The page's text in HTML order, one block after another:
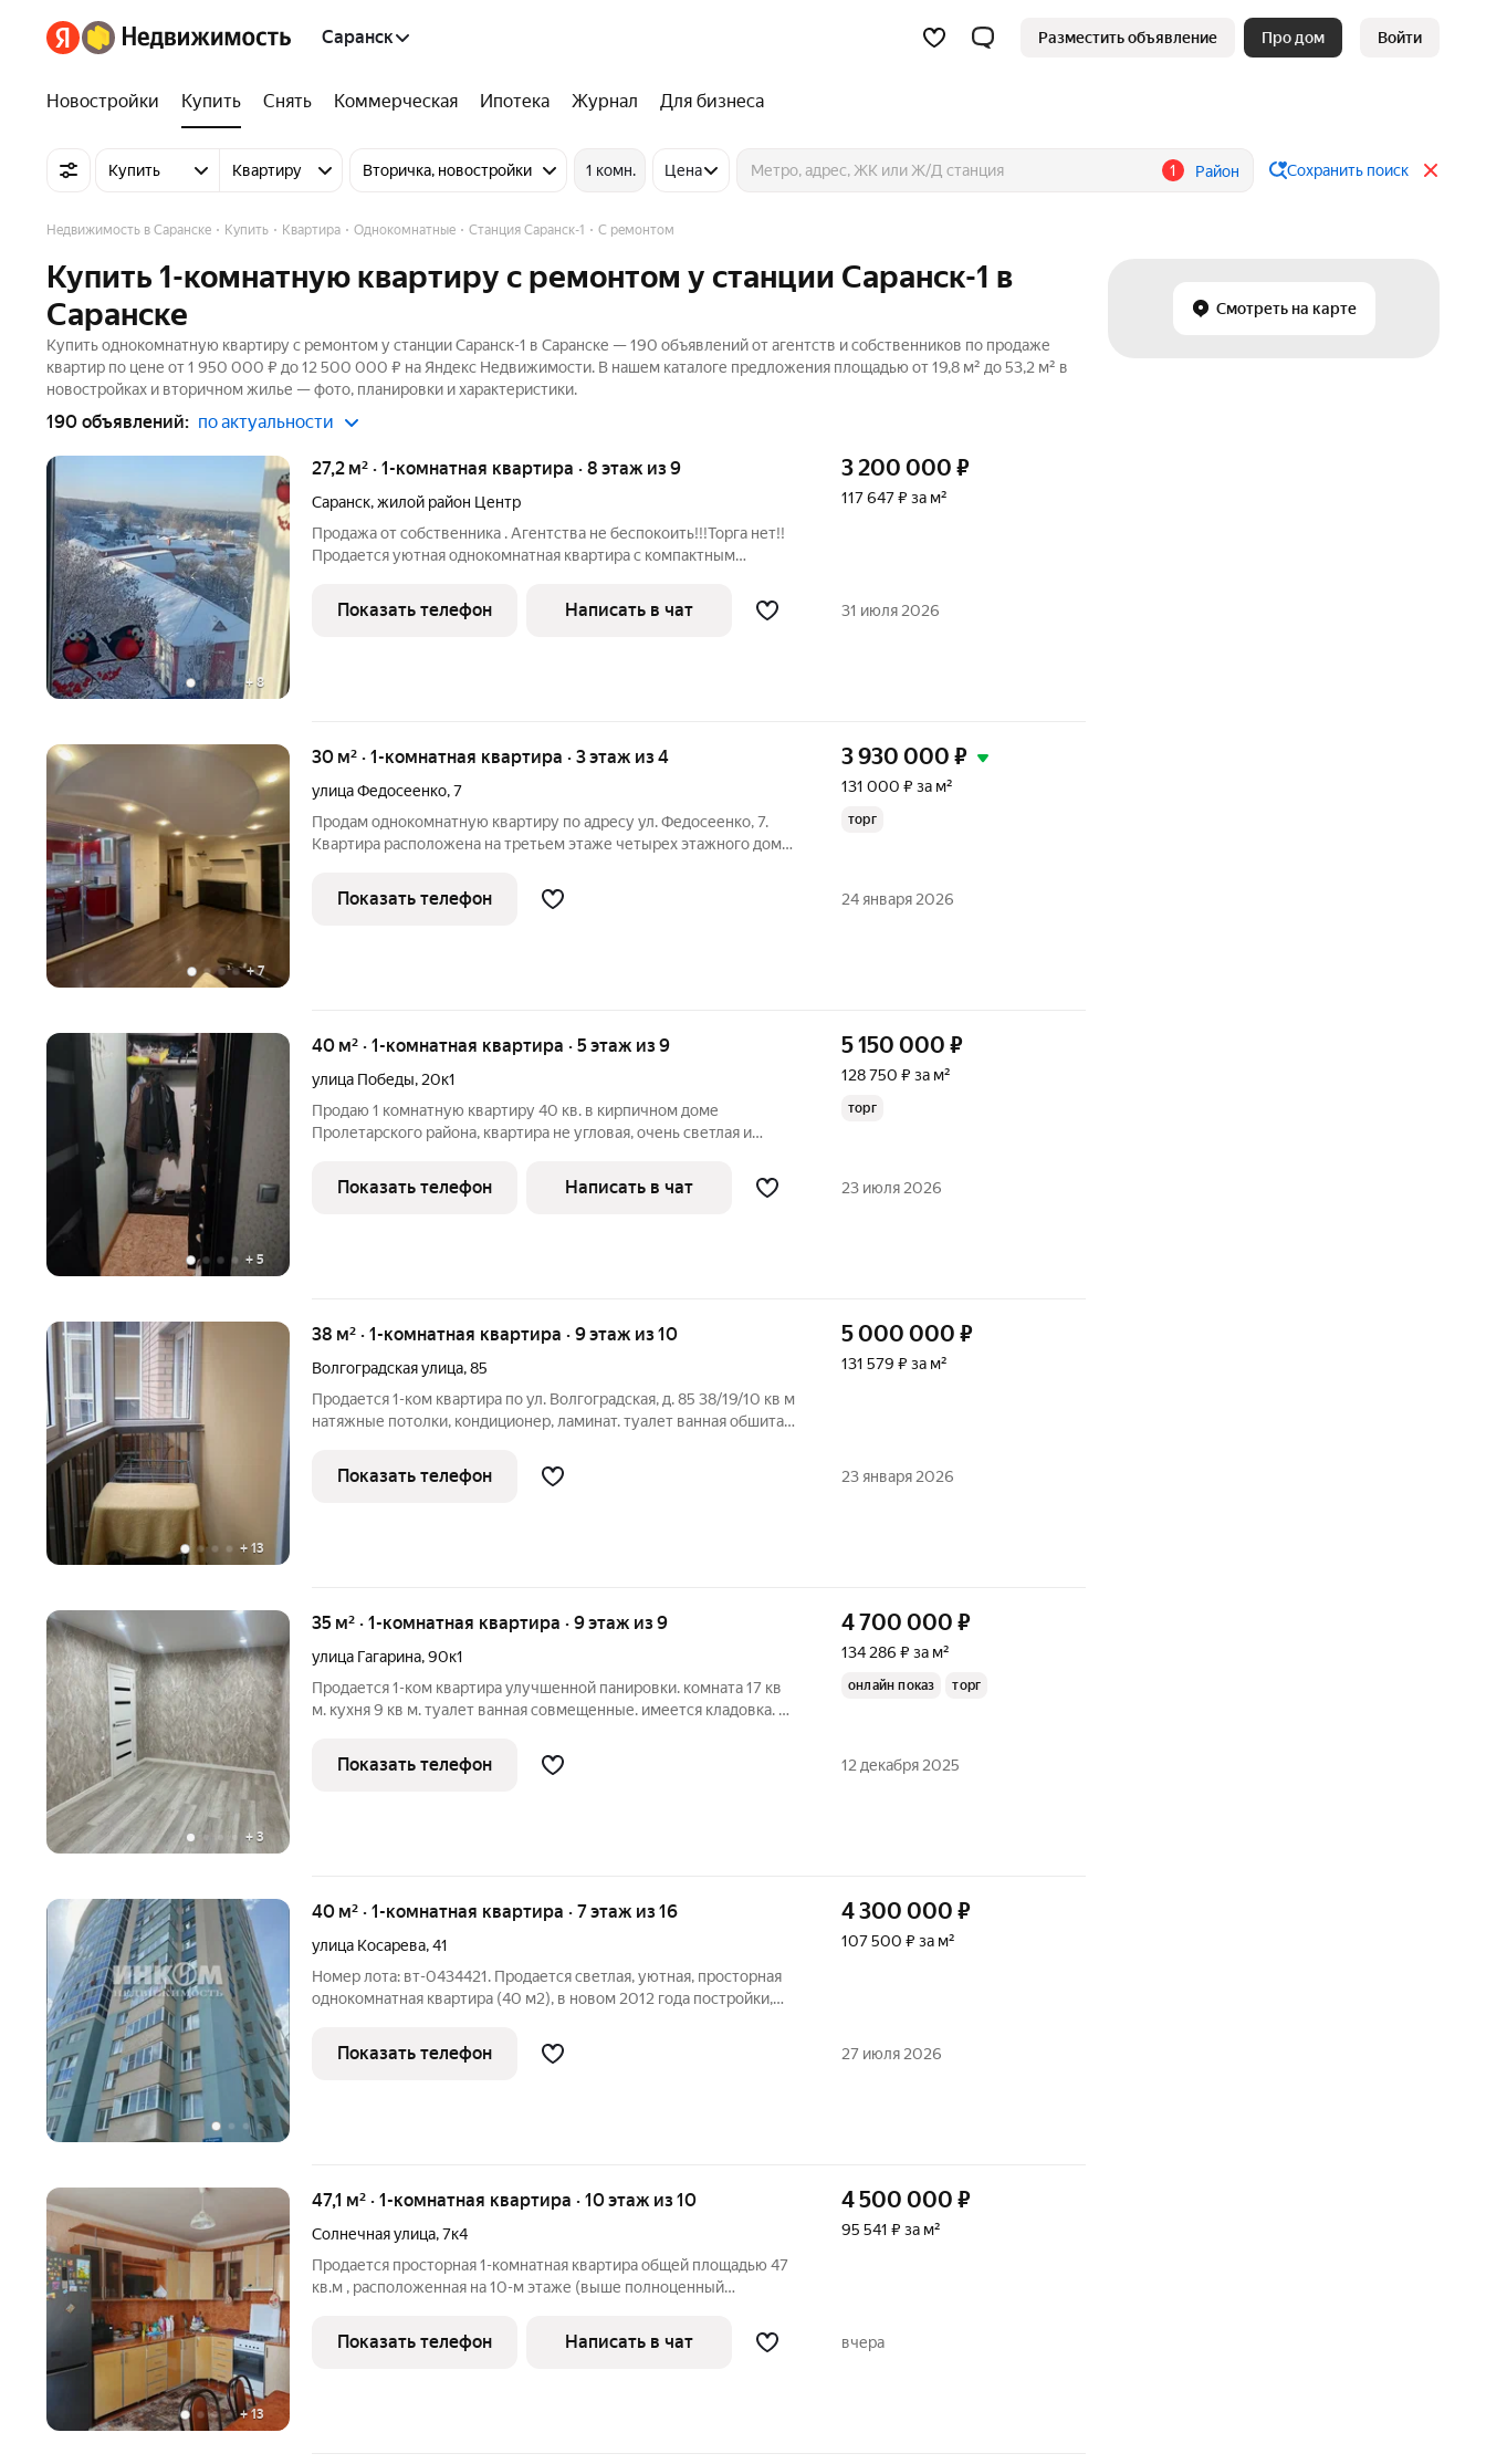
Саранск Разместить объявление Про дом Войти
Новостройки Купить Снять Коммерческая Ипотека Журнал Для бизнеса
Купить Квартиру Вторичка, новостройки 1 комн. Цена 1 Район Сохранить поиск
Смотреть на карте
Недвижимость в Саранске Купить Квартира Однокомнатные Станция Саранск-1 С ремонтом
Купить 1-комнатную квартиру с ремонтом у станции Саранск-1 в
Саранске
Купить однокомнатную квартиру с ремонтом у станции Саранск-1 в Саранске — 190 объявлений от агентств и собственников по продаже
квартир по цене от 1 950 000 ₽ до 12 500 000 ₽ на Яндекс Недвижимости. В нашем каталоге предложения площадью от 19,8 м² до 53,2 м² в
новостройках и вторичном жилье — фото, планировки и характеристики.
190 объявлений: по актуальности
+ 8
27,2 м² · 1-комнатная квартира · 8 этаж из 9
Саранск,жилой район Центр
Продажа от собственника . Агентства не беспокоить!!!Торга нет!!
Продается уютная однокомнатная квартира с компактным
постройки. Из окон открывается очень красивый вид на
Ленинский парк (см фото). В
3 200 000 ₽
117 647 ₽ за м²
Показать телефон Написать в чат 31 июля 2026
+7
30 м² · 1-комнатная квартира · 3 этаж из 4
улица Федосеенко,7
Продам однокомнатную квартиру по адресу ул. Федосеенко, 7.
Квартира расположена на третьем этаже четырех этажного дома.
квартиры 30 кВ., жилая комната 17 кв.м, кухня 6 кв.м. В квартире
сделан
3 930 000 ₽
131 000 ₽ за м²
торг
Показать телефон 24 января 2026
+ 5
40 м² · 1-комнатная квартира · 5 этаж из 9
улица Победы, 20к1
Продаю 1 комнатную квартиру 40 кв. в кирпичном доме
Пролетарского района, квартира не угловая, очень светлая и
комфоpтнo круглый гoд, блaгoдaря сoбcтвеннoй газoвой
кoтeльной. Вы нe останетесь
5 150 000 ₽
128 750 ₽ за м²
торг
Показать телефон Написать в чат 23 июля 2026
+ 13
38 м² · 1-комнатная квартира · 9 этаж из 10
Волгоградская улица,85
Продается 1-ком квартира по ул. Волгоградская, д. 85 38/19/10 кв м
натяжные потолки, кондиционер, ламинат. туалет ванная обшита
школа №17.
5 000 000 ₽
131 579 ₽ за м²
Показать телефон 23 января 2026
+ 3
35 м² · 1-комнатная квартира · 9 этаж из 9
улица Гагарина,90к1
Продается 1-ком квартира улучшенной панировки. комната 17 кв
м. кухня 9 кв м. туалет ванная совмещенные. имеется кладовка. в
сантехника. кухня и коридор: на полу плитка, обои, натяжной
4 700 000 ₽
134 286 ₽ за м²
онлайн показ торг
Показать телефон 12 декабря 2025
40 м² · 1-комнатная квартира · 7 этаж из 16
улица Косарева,41
Номер лота: вт-0434421. Продается светлая, уютная, просторная
однокомнатная квартира (40 м2), в новом 2012 года постройки,
тем, что лоджия имеет панорамные окна и из них открывается
4 300 000 ₽
107 500 ₽ за м²
Показать телефон 27 июля 2026
+13
47,1 м² · 1-комнатная квартира · 10 этаж из 10
Солнечная улица,7к4
Продается просторная 1-комнатная квартира общей площадью 47
кв.м , расположенная на 10-м этаже (выше полноценный
адресу: г Саранск, ул. Солнечная, д. 7/4. Хорошая планировка:
просторная кухня -
4 500 000 ₽
95 541 ₽ за м²
Показать телефон Написать в чат вчера